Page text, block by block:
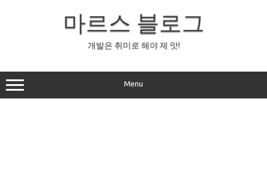
마르스 블로그
개발은 취미로 해야 제 맛!
Menu